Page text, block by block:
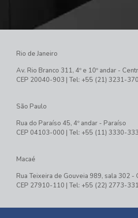
Rio de Janeiro
Av. Rio Branco 311, 4º e 10º andar -
CEP 20040-903 | Tel: +55 (21) 3231-
São Paulo
Rua do Paraíso 45, 4º andar - Paraíso
CEP 04103-000 | Tel: +55 (11) 3330-
Macaé
Rua Teixeira de Gouveia 989, sala 302 -
CEP 27910-110 | Tel: +55 (22) 2773-